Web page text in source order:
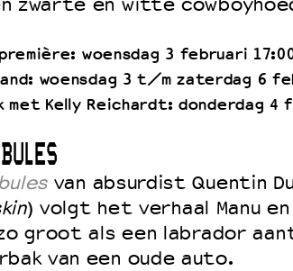
woensdag 3 februari
woensdag 3 t/m zaterdag 6
met Kelly Reichardt: donderdag 4
van absurdist Quentin
) volgt het verhaal Manu
groot als een labrador
van een oude auto.